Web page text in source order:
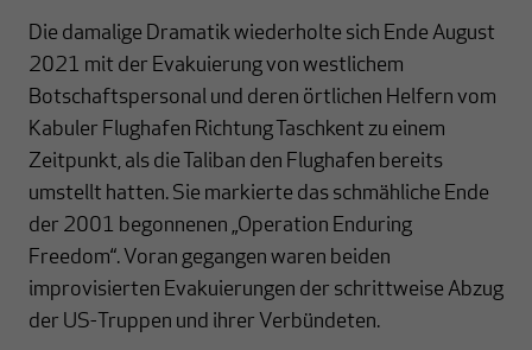
Die damalige Dramatik wiederholte sich Ende August
2021 mit der Evakuierung von westlichem
Botschaftspersonal und deren örtlichen Helfern vom
Kabuler Flughafen Richtung Taschkent zu einem
Zeitpunkt, als die Taliban den Flughafen bereits
umstellt hatten. Sie markierte das schmähliche Ende
der 2001 begonnenen „Operation Enduring
Freedom“. Voran gegangen waren beiden
improvisierten Evakuierungen der schrittweise Abzug
der US-Truppen und ihrer Verbündeten.